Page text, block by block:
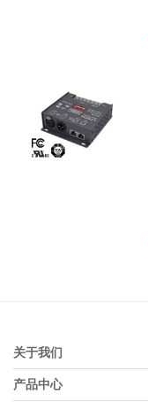
关于我们
产品中心